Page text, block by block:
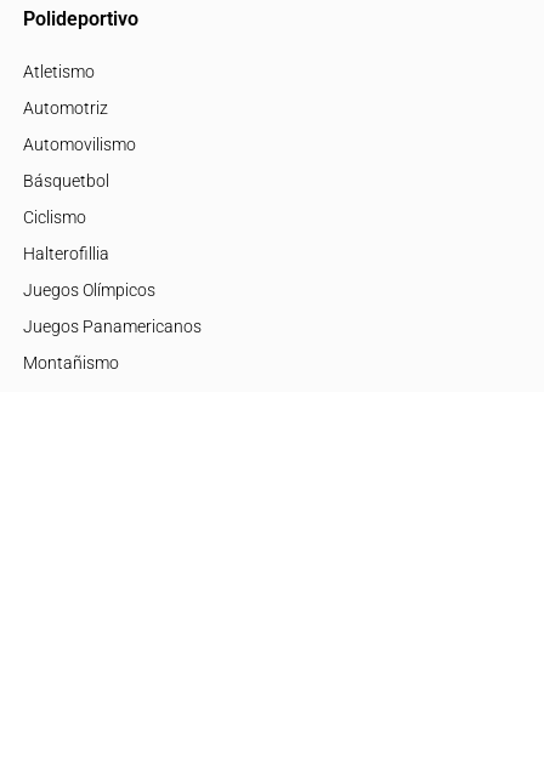
Polideportivo
Atletismo
Automotriz
Automovilismo
Básquetbol
Ciclismo
Halterofillia
Juegos Olímpicos
Juegos Panamericanos
Montañismo